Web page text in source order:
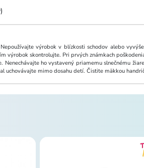
výrobok v blízkosti schodov alebo
výrobok skontrolujte. Pri prvých známkach
Nenechávajte ho vystavený priamemu slnečnému
uchovávajte mimo dosahu detí. Čistite mäkkou